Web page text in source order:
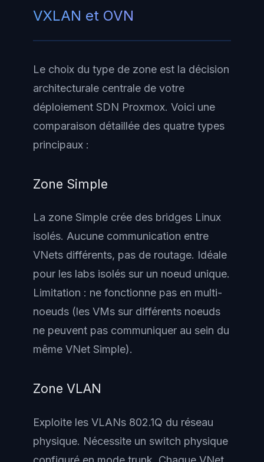
VXLAN et OVN
Le choix du type de zone est la décision
architecturale centrale de votre
déploiement SDN Proxmox. Voici une
comparaison détaillée des quatre types
principaux :
Zone Simple
La zone Simple crée des bridges Linux
isolés. Aucune communication entre
VNets différents, pas de routage. Idéale
pour les labs isolés sur un noeud unique.
Limitation : ne fonctionne pas en multi-
noeuds (les VMs sur différents noeuds
ne peuvent pas communiquer au sein du
même VNet Simple).
Zone VLAN
Exploite les VLANs 802.1Q du réseau
physique. Nécessite un switch physique